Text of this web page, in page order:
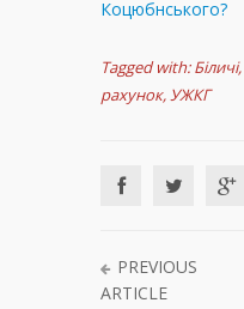
Коцюбнського?
Tagged with: Біличі,
рахунок,УЖКГ
PREVIOUS
ARTICLE